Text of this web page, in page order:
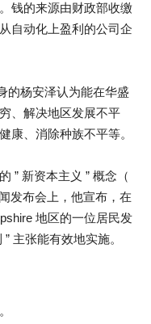
钱的来源由财政部收缴
自动化上盈利的公司企
的杨安泽认为能在华盛
、解决地区发展不平
康、消除种族不平等。
” 新资本主义 ” 概念（
发布会上，他宣布，在
地区的一位居民发
主张能有效地实施。